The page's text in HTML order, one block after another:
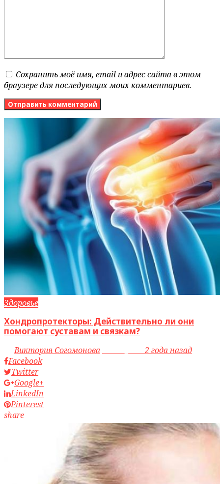
Сохранить моё имя, email и адрес сайта в этом
браузере для последующих моих комментариев.
Здоровье
Хондропротекторы: Действительно ли они
помогают суставам и связкам?
byВиктория Согомонова access_time2 года назад
Facebook
Twitter
Google+
LinkedIn
Pinterest
share